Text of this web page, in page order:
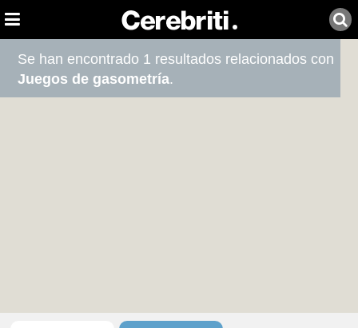
Se han encontrado 1 resultados relacionados con
Juegos de gasometría.